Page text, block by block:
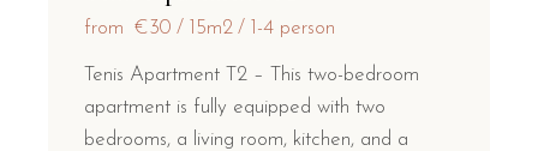
from €30 15m2 1-4 person
Tenis Apartment T2 – This two-bedroom
apartment is fully equipped with two
bedrooms, a living room, kitchen, and a